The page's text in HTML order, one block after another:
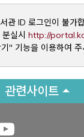
관 ID 로그인이 불가
실시 http://
" 기능을 이용하여 주
관련사이트
window
a new window